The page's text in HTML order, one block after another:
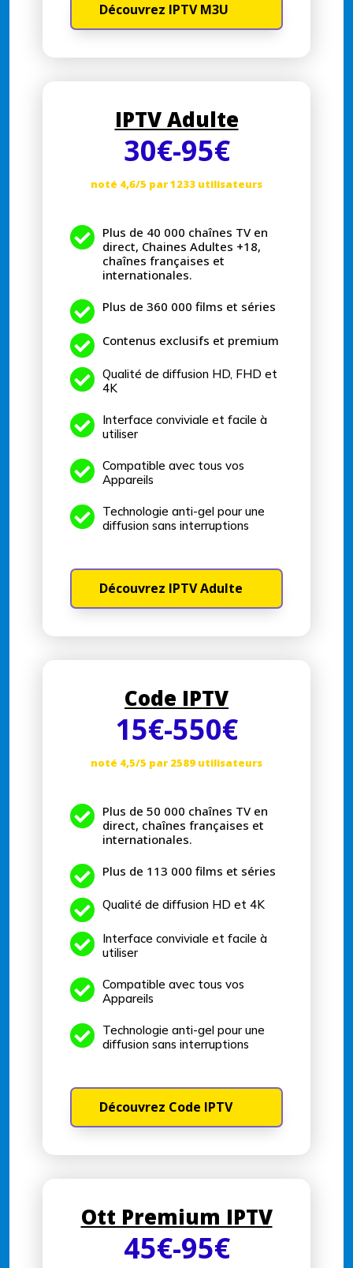
Découvrez IPTV M3U
IPTV Adulte
30€-95€
noté 4,6/5 par 1233 utilisateurs
 Plus de 40 000 chaînes TV en
direct, Chaines Adultes +18,
chaînes françaises et
internationales.
 Plus de 360 000 films et séries
 Contenus exclusifs et premium
 Qualité de diffusion HD, FHD et
4K
 Interface conviviale et facile à
utiliser
 Compatible avec tous vos
Appareils
 Technologie anti-gel pour une
diffusion sans interruptions
Découvrez IPTV Adulte
Code IPTV
15€-550€
noté 4,5/5 par 2589 utilisateurs
 Plus de 50 000 chaînes TV en
direct, chaînes françaises et
internationales.
 Plus de 113 000 films et séries
 Qualité de diffusion HD et 4K
 Interface conviviale et facile à
utiliser
 Compatible avec tous vos
Appareils
 Technologie anti-gel pour une
diffusion sans interruptions
Découvrez Code IPTV
Ott Premium IPTV
45€-95€